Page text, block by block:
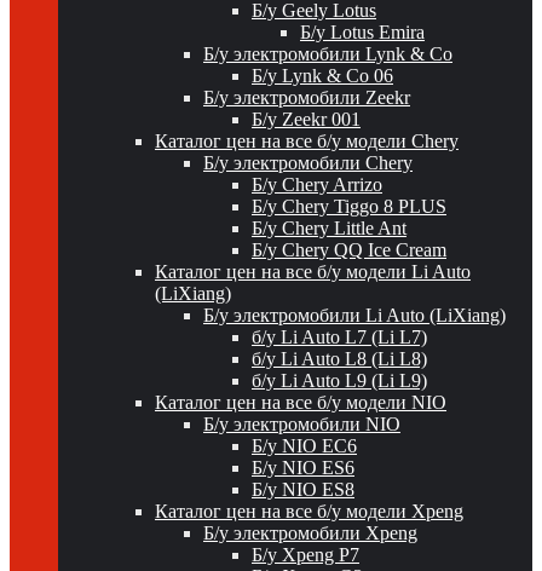
Б/у Geely Lotus
Б/у Lotus Emira
Б/у электромобили Lynk & Co
Б/у Lynk & Co 06
Б/у электромобили Zeekr
Б/у Zeekr 001
Каталог цен на все б/у модели Chery
Б/у электромобили Chery
Б/у Chery Arrizo
Б/у Chery Tiggo 8 PLUS
Б/у Chery Little Ant
Б/у Chery QQ Ice Cream
Каталог цен на все б/у модели Li Auto
(LiXiang)
Б/у электромобили Li Auto (LiXiang)
б/у Li Auto L7 (Li L7)
б/у Li Auto L8 (Li L8)
б/у Li Auto L9 (Li L9)
Каталог цен на все б/у модели NIO
Б/у электромобили NIO
Б/у NIO EC6
Б/у NIO ES6
Б/у NIO ES8
Каталог цен на все б/у модели Xpeng
Б/у электромобили Xpeng
Б/у Xpeng P7